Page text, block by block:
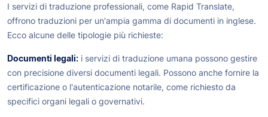
I servizi di traduzione professionali, come Rapid Translate,
offrono traduzioni per un'ampia gamma di documenti in inglese.
Ecco alcune delle tipologie più richieste:
Documenti legali: i servizi di traduzione umana possono gestire
con precisione diversi documenti legali. Possono anche fornire la
certificazione o l'autenticazione notarile, come richiesto da
specifici organi legali o governativi.